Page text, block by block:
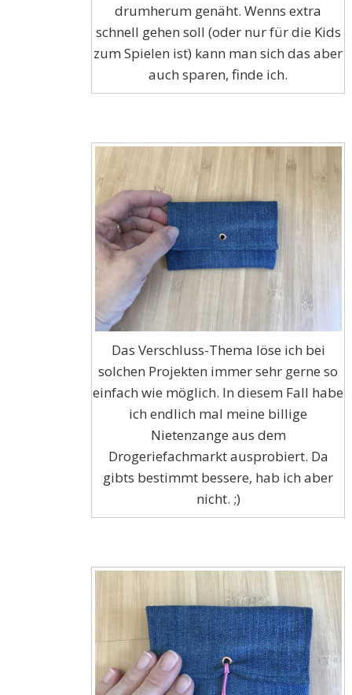
drumherum genäht. Wenns extra
schnell gehen soll (oder nur für die Kids
zum Spielen ist) kann man sich das aber
auch sparen, finde ich.
Das Verschluss-Thema löse ich bei
solchen Projekten immer sehr gerne so
einfach wie möglich. In diesem Fall habe
ich endlich mal meine billige
Nietenzange aus dem
Drogeriefachmarkt ausprobiert. Da
gibts bestimmt bessere, hab ich aber
nicht. ;)